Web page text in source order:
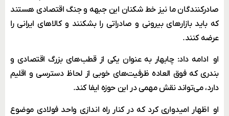
صادرکنندگان ما نیز خط شکنان این جبهه و جنگ اقتصادی هستند
که باید بازار‌های بیرونی و صادراتی را بشکنند و کالا‌های ایرانی را
عرضه کنند.
او ادامه داد: چابهار به عنوان یکی از قطب‌های بزرگ اقتصادی و
بندری که فوق العاده ظرفیت‌های خوبی از لحاظ دسترسی و اقلیم
دارد، می‌تواند نقش مهمی در این حوزه ایفا کند.
او اظهار امیدواری کرد که در کنار راه اندازی واحد فولادی موضوع